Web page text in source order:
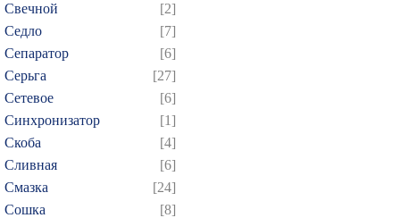
Свечной
[2]
Седло
[7]
Сепаратор
[6]
Серьга
[27]
Сетевое
[6]
Синхронизатор
[1]
Скоба
[4]
Сливная
[6]
Смазка
[24]
Сошка
[8]